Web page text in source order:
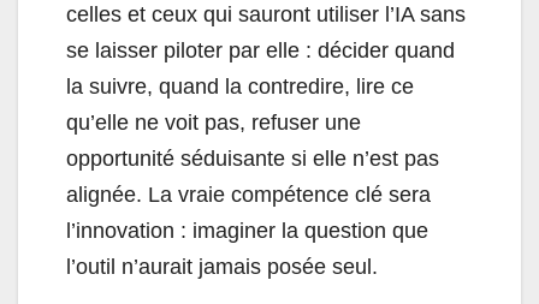
celles et ceux qui sauront utiliser l’IA sans
se laisser piloter par elle : décider quand
la suivre, quand la contredire, lire ce
qu’elle ne voit pas, refuser une
opportunité séduisante si elle n’est pas
alignée. La vraie compétence clé sera
l’innovation : imaginer la question que
l’outil n’aurait jamais posée seul.